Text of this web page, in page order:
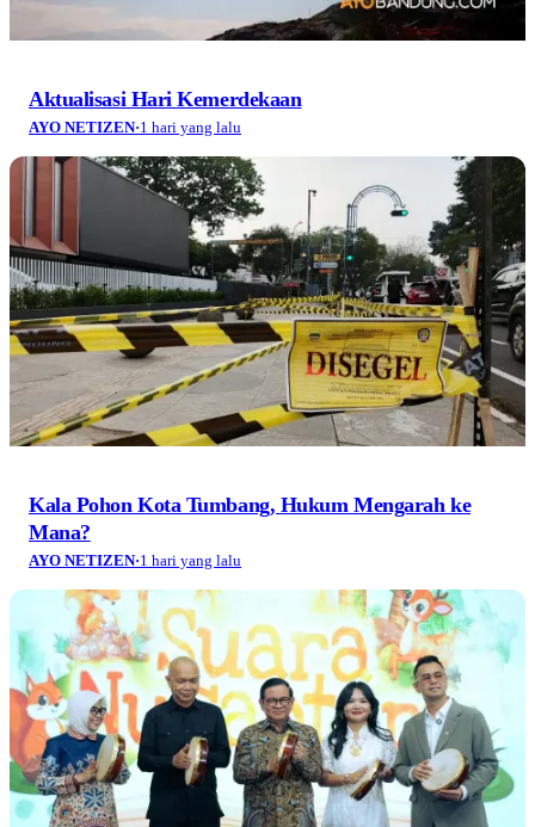
Aktualisasi Hari Kemerdekaan
AYO NETIZEN·1 hari yang lalu
Kala Pohon Kota Tumbang, Hukum Mengarah ke
Mana?
AYO NETIZEN·1 hari yang lalu